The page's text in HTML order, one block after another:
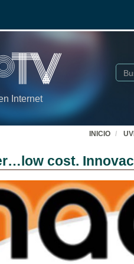
Internet
INICIO
cost.